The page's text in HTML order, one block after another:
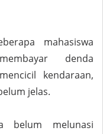
mahasiswa
denda
kendaraan,
jelas.
belum melunasi